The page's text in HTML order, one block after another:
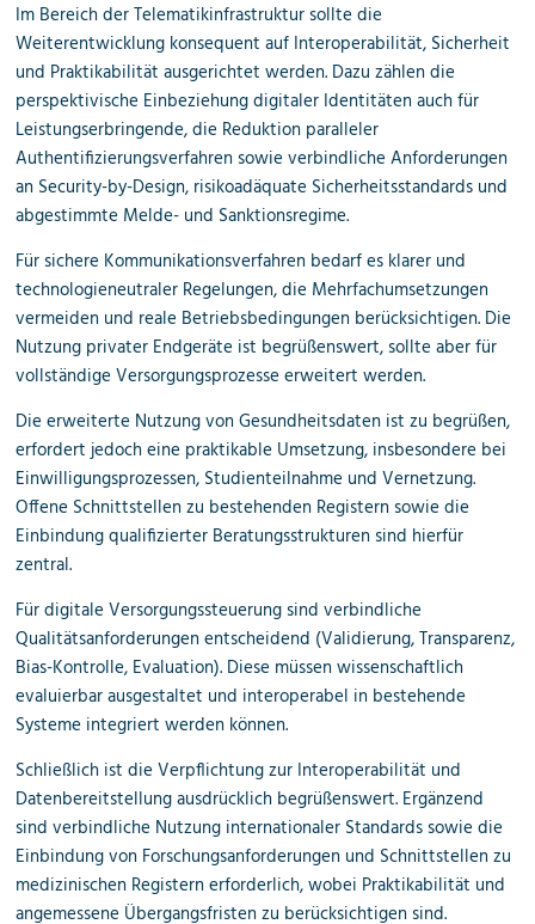
Im Bereich der Telematikinfrastruktur sollte die
Weiterentwicklung konsequent auf Interoperabilität, Sicherheit
und Praktikabilität ausgerichtet werden. Dazu zählen die
perspektivische Einbeziehung digitaler Identitäten auch für
Leistungserbringende, die Reduktion paralleler
Authentifizierungsverfahren sowie verbindliche Anforderungen
an Security-by-Design, risikoadäquate Sicherheitsstandards und
abgestimmte Melde- und Sanktionsregime.
Für sichere Kommunikationsverfahren bedarf es klarer und
technologieneutraler Regelungen, die Mehrfachumsetzungen
vermeiden und reale Betriebsbedingungen berücksichtigen. Die
Nutzung privater Endgeräte ist begrüßenswert, sollte aber für
vollständige Versorgungsprozesse erweitert werden.
Die erweiterte Nutzung von Gesundheitsdaten ist zu begrüßen,
erfordert jedoch eine praktikable Umsetzung, insbesondere bei
Einwilligungsprozessen, Studienteilnahme und Vernetzung.
Offene Schnittstellen zu bestehenden Registern sowie die
Einbindung qualifizierter Beratungsstrukturen sind hierfür
zentral.
Für digitale Versorgungssteuerung sind verbindliche
Qualitätsanforderungen entscheidend (Validierung, Transparenz,
Bias-Kontrolle, Evaluation). Diese müssen wissenschaftlich
evaluierbar ausgestaltet und interoperabel in bestehende
Systeme integriert werden können.
Schließlich ist die Verpflichtung zur Interoperabilität und
Datenbereitstellung ausdrücklich begrüßenswert. Ergänzend
sind verbindliche Nutzung internationaler Standards sowie die
Einbindung von Forschungsanforderungen und Schnittstellen zu
medizinischen Registern erforderlich, wobei Praktikabilität und
angemessene Übergangsfristen zu berücksichtigen sind.